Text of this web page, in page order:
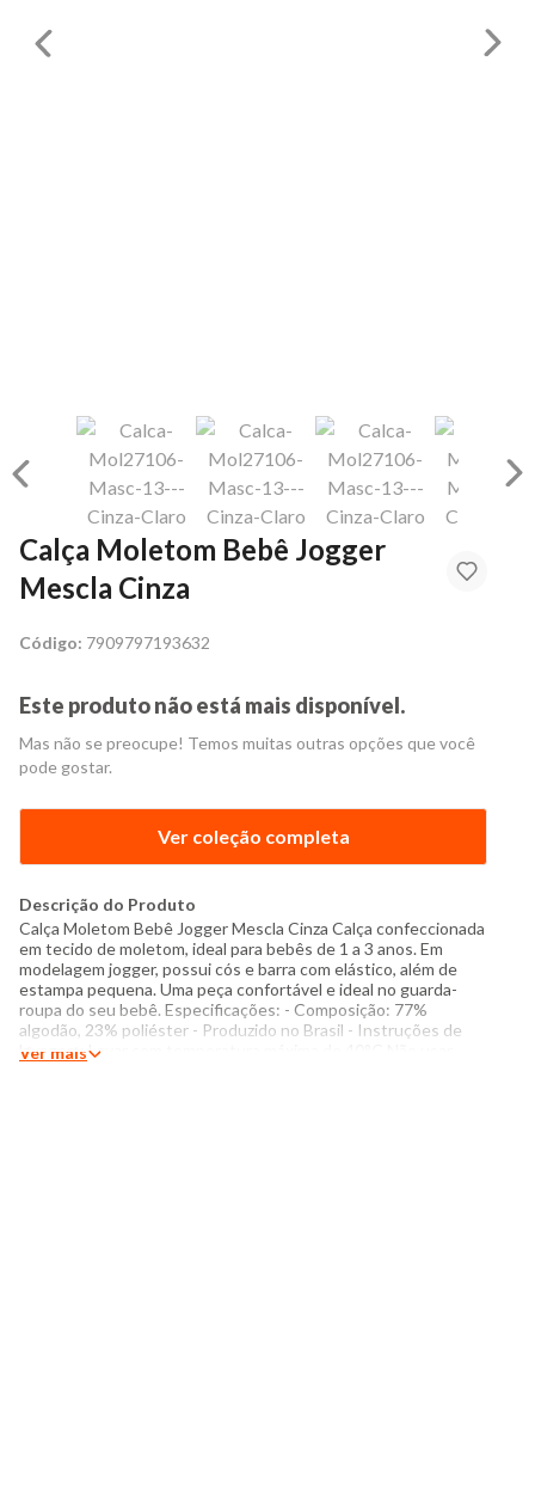
Calça Moletom Bebê Jogger
Mescla Cinza
Código: 7909797193632
Este produto não está mais disponível.
Mas não se preocupe! Temos muitas outras opções que você
pode gostar.
Ver coleção completa
Descrição do Produto
Calça Moletom Bebê Jogger Mescla Cinza Calça confeccionada
em tecido de moletom, ideal para bebês de 1 a 3 anos. Em
modelagem jogger, possui cós e barra com elástico, além de
estampa pequena. Uma peça confortável e ideal no guarda-
roupa do seu bebê. Especificações: - Composição: 77%
algodão, 23% poliéster - Produzido no Brasil - Instruções de
lavagem: Lavar com temperatura máxima de 40°C Não usar
Ver mais